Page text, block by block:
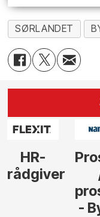
SØRLANDET
Prosjektleder
/